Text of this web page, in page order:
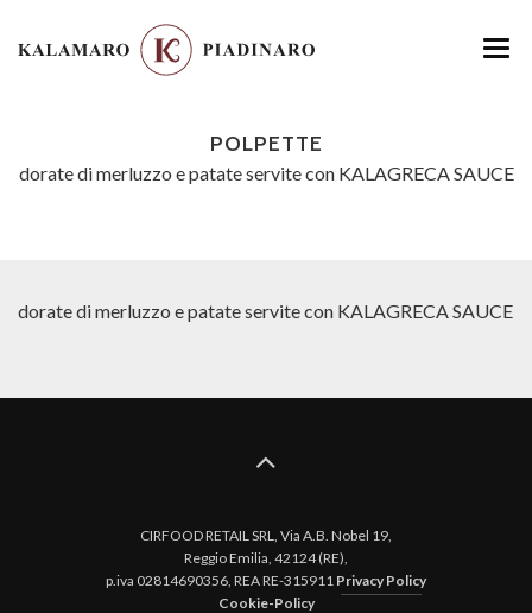
MENU
CONTATTI
POLPETTE
dorate di merluzzo e patate servite con KALAGRECA SAUCE
dorate di merluzzo e patate servite con KALAGRECA SAUCE
CIRFOOD RETAIL SRL, Via A.B. Nobel 19,
Reggio Emilia, 42124 (RE),
p.iva 02814690356, REA RE-315911 Privacy Policy
Cookie-Policy